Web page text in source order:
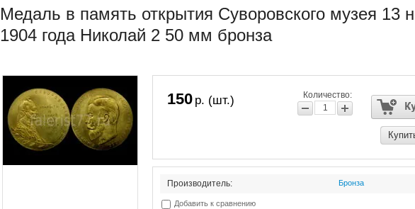
Медаль в память открытия Суворовского музея 13
1904 года Николай 2 50 мм бронза
150 р. (шт.) Количество:
Производитель: Бронза
Добавить к сравнению